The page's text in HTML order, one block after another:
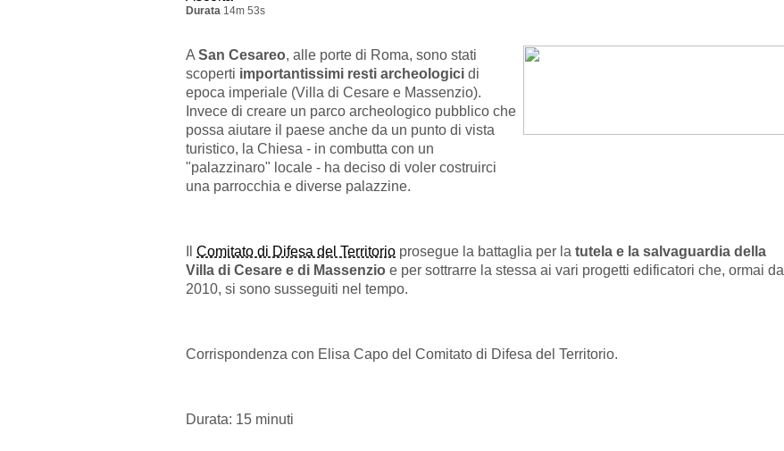
Durata 14m 53s
A San Cesareo, alle porte di Roma, sono stati
scoperti importantissimi resti archeologici di
epoca imperiale (Villa di Cesare e Massenzio).
Invece di creare un parco archeologico pubblico che
possa aiutare il paese anche da un punto di vista
turistico, la Chiesa - in combutta con un
"palazzinaro" locale - ha deciso di voler costruirci
una parrocchia e diverse palazzine.
Comitato di Difesa del Territorio prosegue la battaglia per la tutela e la salvaguardia della
Villa di Cesare e di Massenzio e per sottrarre la stessa ai vari progetti edificatori che, ormai dal
2010, si sono susseguiti nel tempo.
Corrispondenza con Elisa Capo del Comitato di Difesa del Territorio.
Durata: 15 minuti